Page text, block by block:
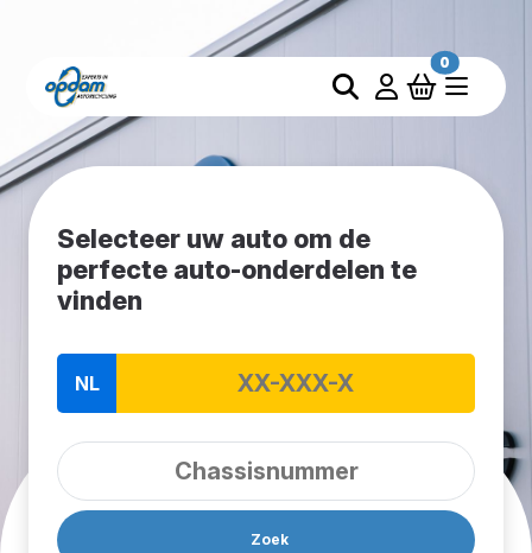
0
Selecteer uw auto om de
perfecte auto-onderdelen te
vinden
NL
Zoek